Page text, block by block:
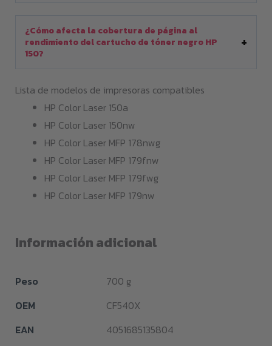
¿Cómo afecta la cobertura de página al
rendimiento del cartucho de tóner negro HP
150?
Lista de modelos de impresoras compatibles
HP Color Laser 150a
HP Color Laser 150nw
HP Color Laser MFP 178nwg
HP Color Laser MFP 179fnw
HP Color Laser MFP 179fwg
HP Color Laser MFP 179nw
Información adicional
Peso
700 g
OEM
CF540X
EAN
4051685135804